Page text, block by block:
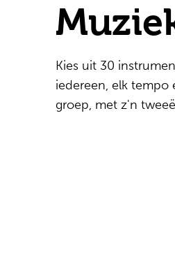
Kies uit 30
iedereen, elk tempo
groep, met z'n